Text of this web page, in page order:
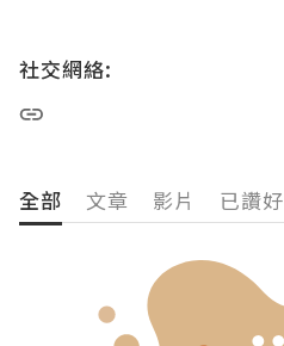
社交網絡:
全部 文章 影片 已讚好